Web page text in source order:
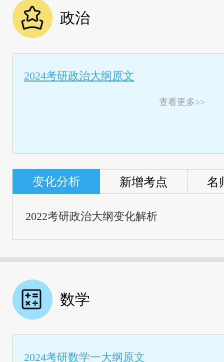
政治
2024考研政治大纲原文
查看更多>>
变化分析 新增考点 名
2022考研政治大纲变化解析
数学
2024考研数学一大纲原文